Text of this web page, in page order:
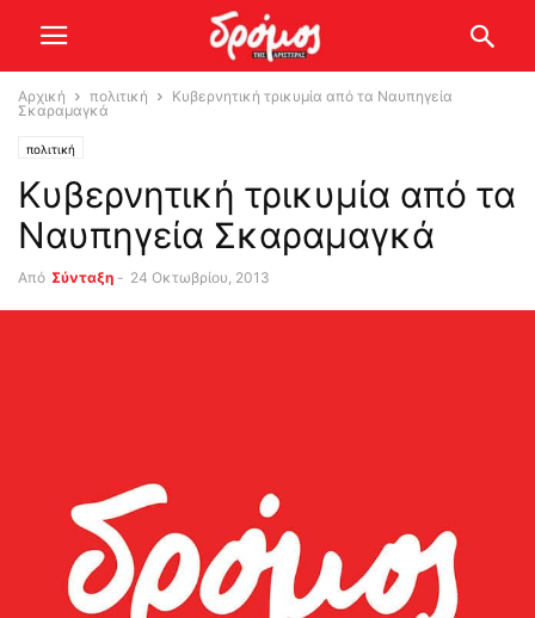
Αρχική πολιτική
Κυβερνητική τρικυμία από τα Ναυπηγεία
Σκαραμαγκά
πολιτική
Κυβερνητική τρικυμία από τα
Ναυπηγεία Σκαραμαγκά
Από Σύνταξη - 24 Οκτωβρίου, 2013